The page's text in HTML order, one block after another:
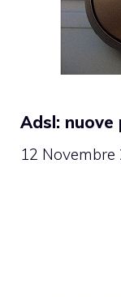
Adsl:
12 Novembre